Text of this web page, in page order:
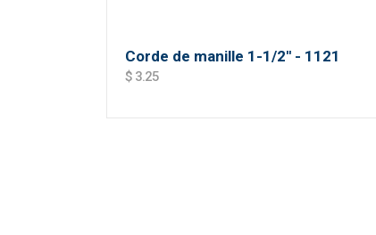
Corde de manille 1-1/2'' - 1121
$ 3.25